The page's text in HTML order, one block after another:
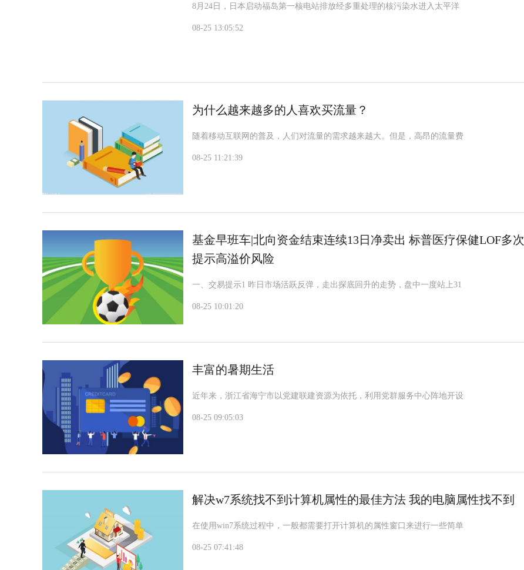
8月24日，日本启动福岛第一核电站排放经多重处理的核污染水进入太平洋
08-25 13:05:52
为什么越来越多的人喜欢买流量？
随着移动互联网的普及，人们对流量的需求越来越大。但是，高昂的流量费
08-25 11:21:39
基金早班车|北向资金结束连续13日净卖出 标普医疗保健LOF多次
提示高溢价风险
一、交易提示1 昨日市场活跃反弹，走出探底回升的走势，盘中一度站上31
08-25 10:01:20
丰富的暑期生活
近年来，浙江省海宁市以党建联建资源为依托，利用党群服务中心阵地开设
08-25 09:05:03
解决w7系统找不到计算机属性的最佳方法 我的电脑属性找不到
在使用win7系统过程中，一般都需要打开计算机的属性窗口来进行一些简单
08-25 07:41:48